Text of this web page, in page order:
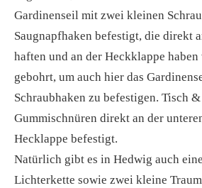
Gardinenseil mit zwei kleinen
Saugnapfhaken befestigt, die direkt
haften und an der Heckklappe
gebohrt, um auch hier das
Schraubhaken zu befestigen. Tisch
Gummischnüren direkt an der
Hecklappe befestigt.
Natürlich gibt es in Hedwig auch
Lichterkette sowie zwei kleine